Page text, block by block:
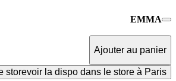
EMMA
Ajouter au panier
storevoir la dispo dans le store à Paris